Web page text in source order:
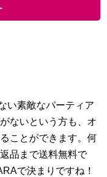
い素敵なパーティア
ないという方も、オ
ことができます。何
品まで送料無料で
で決まりですね！